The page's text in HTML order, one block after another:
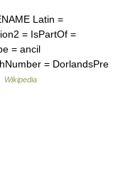
Latin =
= IsPartOf =
= ancil
= DorlandsPre
Wikipedia